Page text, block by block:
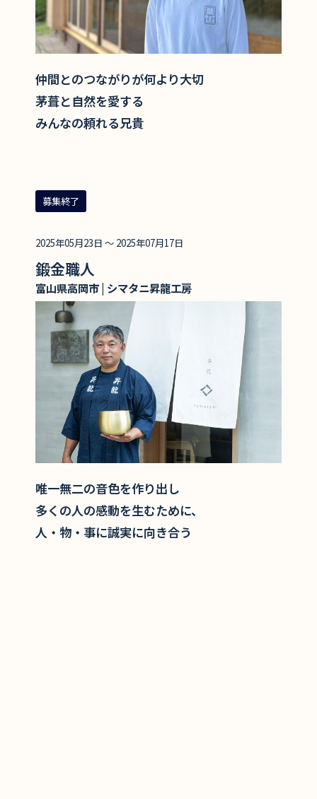
仲間とのつながりが何より大切
茅葺と自然を愛する
みんなの頼れる兄貴
募集終了
2025年05月23日 ～ 2025年07月17日
鍛金職人
富山県高岡市 | シマタニ昇龍工房
唯一無二の音色を作り出し
多くの人の感動を生むために、
人・物・事に誠実に向き合う